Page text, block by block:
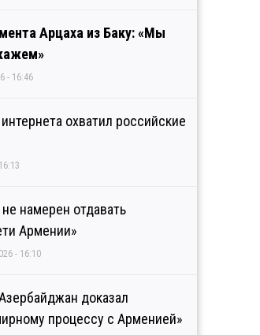
Арцаха из Баку: «Мы
- 16:46
охватил российские
намерен отдавать
Армении»
- 16:10
доказал
процессу с Арменией»